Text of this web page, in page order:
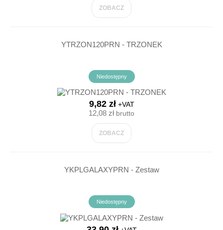
ZOBACZ
YTRZON120PRN - TRZONEK
Niedostępny
9,82 zł+VAT
12,08 złbrutto
ZOBACZ
YKPLGALAXYPRN - Zestaw
Niedostępny